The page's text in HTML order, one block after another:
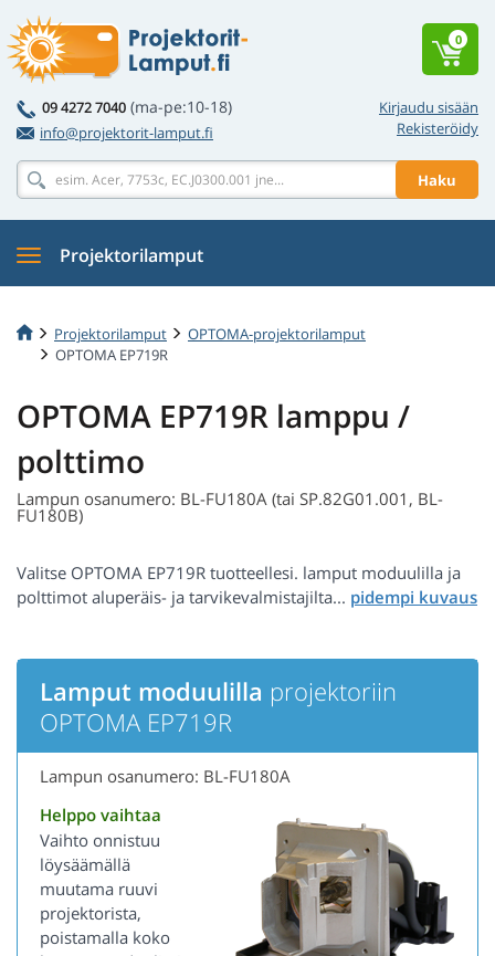
Kirjaudu sisään
Rekisteröidy
09 4272 7040 (ma-pe:10-18)
info@projektorit-lamput.fi
Haku
0
Projektorilamput
Projektorilamput
OPTOMA-projektorilamput
OPTOMA EP719R
OPTOMA EP719R lamppu /
polttimo
Lampun osanumero: BL-FU180A (tai SP.82G01.001, BL-
FU180B)
Valitse OPTOMA EP719R tuotteellesi. lamput moduulilla ja
polttimot aluperäis- ja tarvikevalmistajilta...
Lamput moduulilla projektoriin
OPTOMA EP719R
Lampun osanumero: BL-FU180A
Helppo vaihtaa
Vaihto onnistuu
löysäämällä
muutama ruuvi
projektorista,
poistamalla koko